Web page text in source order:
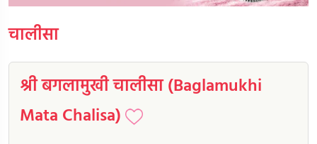
चालीसा
श्री बगलामुखी चालीसा (Baglamukhi
Mata Chalisa)